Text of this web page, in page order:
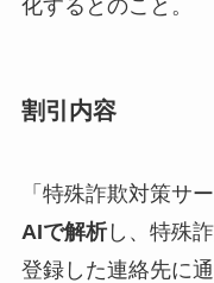
化するとのこと。
割引内容
「特殊詐欺対策サ
AIで解析し、特殊
登録した連絡先に